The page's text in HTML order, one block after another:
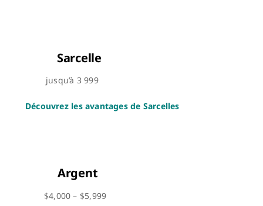
Sarcelle
jusqu’à 3 999
Découvrez les avantages de Sarcelles
Argent
$4,000 – $5,999